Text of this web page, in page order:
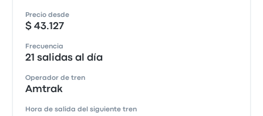
Precio desde
$ 43.127
Frecuencia
21 salidas al día
Operador de tren
Amtrak
Hora de salida del siguiente tren